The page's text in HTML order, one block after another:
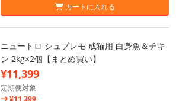
カートに入れる
ニュートロ シュプレモ 成猫用 白身魚＆チキ
ン 2kg×2個【まとめ買い】
¥11,399
定期便対象